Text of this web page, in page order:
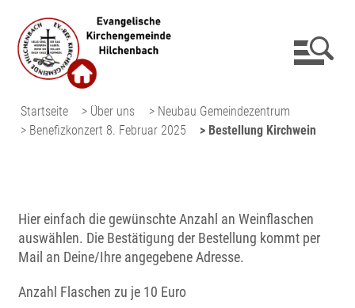
Startseite > Über uns
> Neubau Gemeindezentrum
> Benefizkonzert 8. Februar 2025
> Bestellung Kirchwein
Hier einfach die gewünschte Anzahl an Weinflaschen
auswählen. Die Bestätigung der Bestellung kommt per
Mail an Deine/Ihre angegebene Adresse.
Anzahl Flaschen zu je 10 Euro